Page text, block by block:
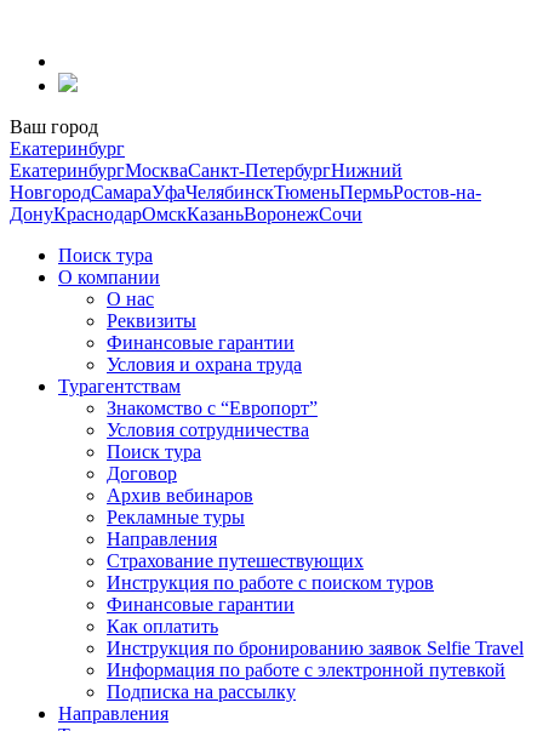
содержанию
Ваш город
Екатеринбург
ЕкатеринбургМоскваСанкт-ПетербургНижний
НовгородСамараУфаЧелябинскТюменьПермьРостов-на-
ДонуКраснодарОмскКазаньВоронежСочи
Поиск тура
О компании
О нас
Реквизиты
Финансовые гарантии
Условия и охрана труда
Турагентствам
Знакомство с “Европорт”
Условия сотрудничества
Поиск тура
Договор
Архив вебинаров
Рекламные туры
Направления
Страхование путешествующих
Инструкция по работе с поиском туров
Финансовые гарантии
Как оплатить
Инструкция по бронированию заявок Selfie Travel
Информация по работе с электронной путевкой
Подписка на рассылку
Направления